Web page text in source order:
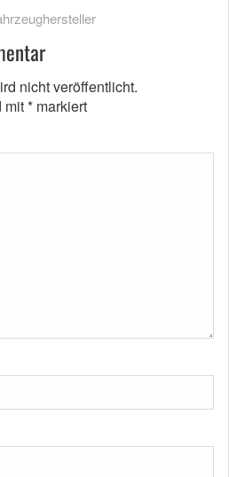
nicht veröffentlicht.
mit* markiert